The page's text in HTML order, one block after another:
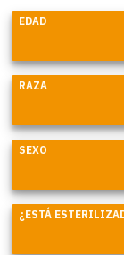
EDAD
RAZA
SEXO
¿ESTÁ